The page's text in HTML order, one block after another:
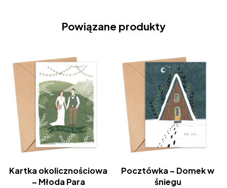
Powiązane produkty
Kartka okolicznościowa
– Młoda Para
Pocztówka – Domek w
śniegu